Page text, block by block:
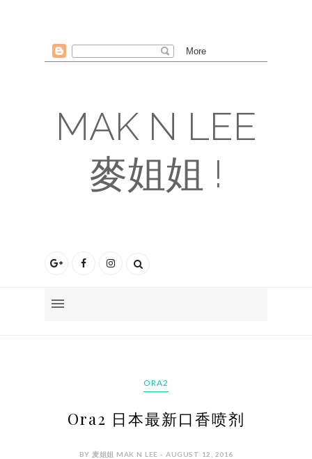
MAK N LEE
麥姐姐 !
ORA2
Ora2 日本最新口香喷剂
BY 麦姐姐 MAK N LEE - AUGUST 12, 2016